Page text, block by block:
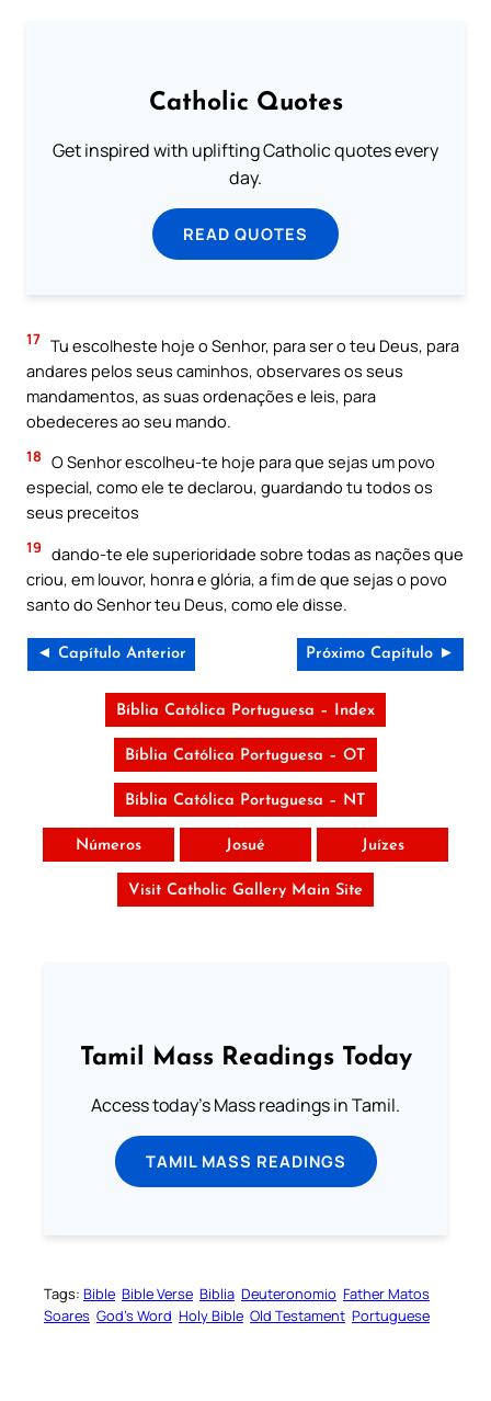
Catholic Quotes
Get inspired with uplifting Catholic quotes every
day.
READ QUOTES
17 Tu escoIheste hoje o Senhor, para ser o teu Deus, para
andares pelos seus caminhos, observares os seus
mandamentos, as suas ordenações e leis, para
obedeceres ao seu mando.
18 O Senhor escolheu-te hoje para que sejas um povo
especial, como ele te declarou, guardando tu todos os
seus preceitos
19 dando-te ele superioridade sobre todas as nações que
criou, em louvor, honra e glória, a fim de que sejas o povo
santo do Senhor teu Deus, como ele disse.
◄ Capítulo Anterior Próximo Capítulo ►
Bíblia Católica Portuguesa – Index
Bíblia Católica Portuguesa – OT
Bíblia Católica Portuguesa – NT
Números Josué Juízes
Visit Catholic Gallery Main Site
Tamil Mass Readings Today
Access today's Mass readings in Tamil.
TAMIL MASS READINGS
Tags: Bible Bible Verse Biblia Deuteronomio Father Matos
Soares God’s Word Holy Bible Old Testament Portuguese